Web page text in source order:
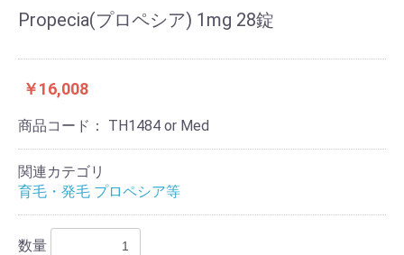
Propecia(プロペシア) 1mg 28錠
￥16,008
商品コード： TH1484 or Med
関連カテゴリ
育毛・発毛 プロペシア等
数量